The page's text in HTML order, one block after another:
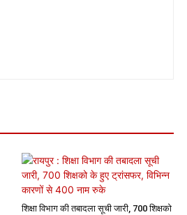
शिक्षा विभाग की तबादला सूची जारी, 700 शिक्षको